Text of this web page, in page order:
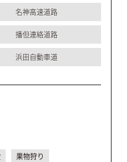
名神高速道路
播但連絡道路
浜田自動車道
果物狩り